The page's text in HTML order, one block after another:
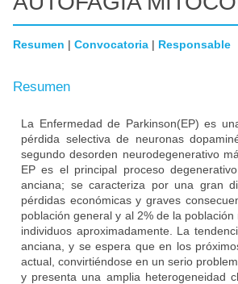
Resumen | Convocatoria | Responsable
Resumen
La Enfermedad de Parkinson(EP) es
pérdida selectiva de neuronas
segundo desorden neurodegenerativo
EP es el principal proceso
anciana; se caracteriza por una gran
pérdidas económicas y graves
población general y al 2% de la
individuos aproximadamente. La
anciana, y se espera que en los
actual, convirtiéndose en un serio
y presenta una amplia heterogeneidad